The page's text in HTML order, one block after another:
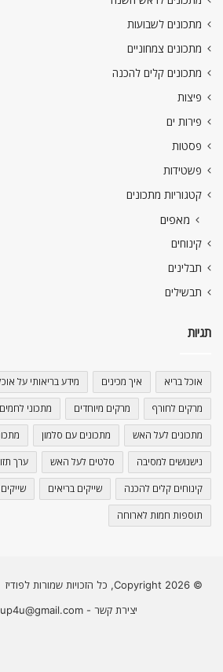
מתכונים לשבועות
מתכונים צמחוניים
מתכונים קלים להכנה
פיצות
פירות ים
פסטות
פשטידות
קטגוריות מתכונים
מאפים
קינוחים
תבלינים
תבשילים
תגיות
אוכל בריא איך מכינים מידע בריאותי על
מרקים לחורף מרקים מיוחדים מתכוני לחמים
מתכונים לעל האש מתכונים עם סלמון
נישנושים למסיבה סלטים לעל האש ערך
קינוחים קלים להכנה שייקים בריאים
תוספות חמות לארוחה
© Copyright 2026, כל הזכויות שמורות לפודיז |
יצירת קשר - foodiessup4u@gmail.com